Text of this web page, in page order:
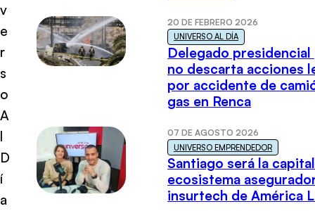
v
e
r
s
o
A
l
D
í
a
20 DE FEBRERO 2026
UNIVERSO AL DÍA
Delegado presidencial
no descarta acciones
por accidente de
gas en Renca
07 DE AGOSTO 2026
UNIVERSO EMPRENDEDOR
Santiago será la
ecosistema
insurtech de América